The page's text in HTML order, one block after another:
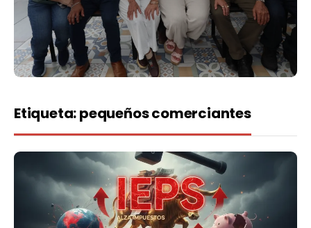
Etiqueta:pequeños comerciantes